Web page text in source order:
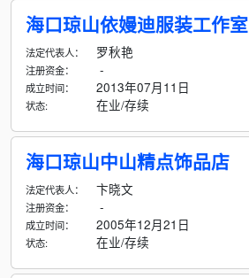
海口琼山依嫚迪服装工作室
法定代表人： 罗秋艳
注册资金： -
成立时间： 2013年07月11日
状态: 在业/存续
海口琼山中山精点饰品店
法定代表人： 卞晓文
注册资金： -
成立时间： 2005年12月21日
状态: 在业/存续